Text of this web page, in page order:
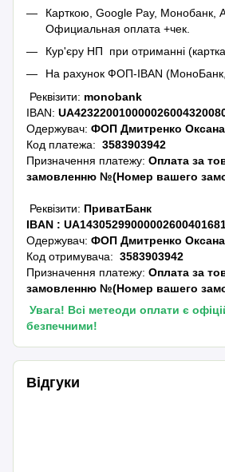
Карткою, Google Pay, Монобанк,
Официальная оплата +чек.
Кур'єру НП при отриманні (картка,
На рахунок ФОП-IBAN
Реквізити: monobank
IBAN:
Одержувач:ФОП Дмитренко Оксана
Код платежа:3583903942
Призначення платежу:Оплата за
замовленню №(Номер вашего
Реквізити: ПриватБанк
IBAN :
Одержувач:ФОП Дмитренко Оксана
Код отримувача:3583903942
Призначення платежу:Оплата за
замовленню №(Номер вашего
Увага! Всі метеоди оплати є
безпечними!
Відгуки